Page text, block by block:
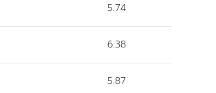
5.74
6.38
5.87